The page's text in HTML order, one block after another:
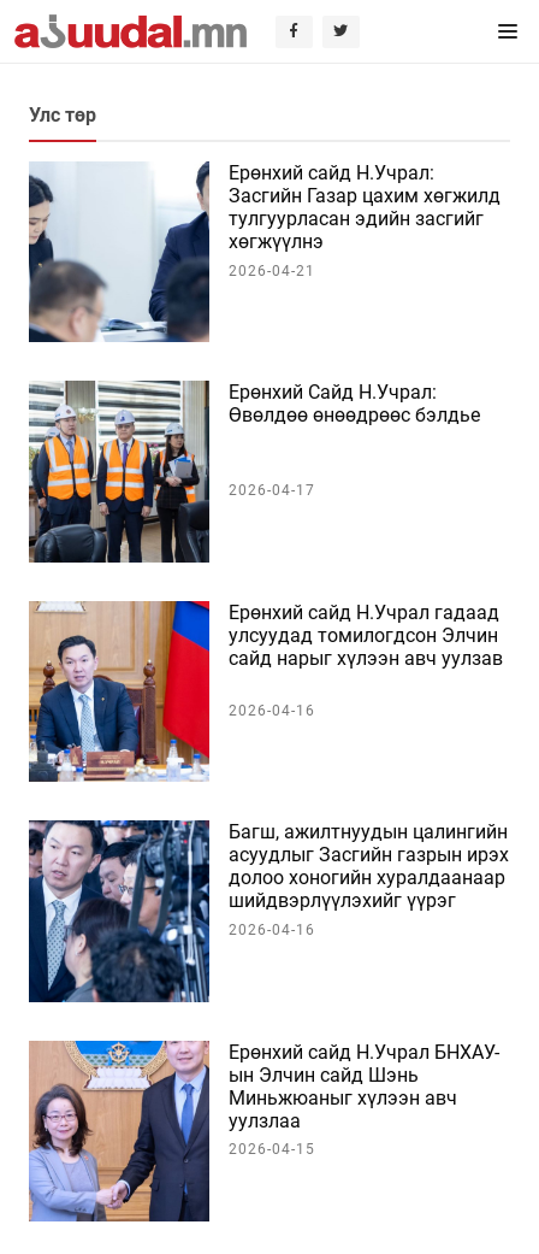
Улс төр
Ерөнхий сайд Н.Учрал:
Засгийн Газар цахим хөгжилд
тулгуурласан эдийн засгийг
хөгжүүлнэ
2026-04-21
Ерөнхий Сайд Н.Учрал:
Өвөлдөө өнөөдрөөс бэлдье
2026-04-17
Ерөнхий сайд Н.Учрал гадаад
улсуудад томилогдсон Элчин
сайд нарыг хүлээн авч уулзав
2026-04-16
Багш, ажилтнуудын цалингийн
асуудлыг Засгийн газрын ирэх
долоо хоногийн хуралдаанаар
шийдвэрлүүлэхийг үүрэг
болголоо
2026-04-16
Ерөнхий сайд Н.Учрал БНХАУ-
ын Элчин сайд Шэнь
Миньжюаныг хүлээн авч
уулзлаа
2026-04-15